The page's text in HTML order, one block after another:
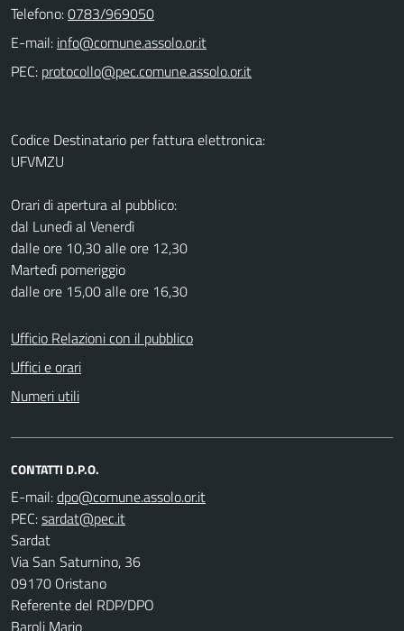
Telefono:0783/969050
E-mail:
PEC:
Codice Destinatario per fattura elettronica:
UFVMZU
Orari di apertura al pubblico:
dal Lunedì al Venerdì
dalle ore 10,30 alle ore 12,30
Martedì pomeriggio
dalle ore 15,00 alle ore 16,30
Ufficio Relazioni con il pubblico
Uffici e orari
Numeri utili
CONTATTI D.P.O.
E-mail:
PEC:
Sardat
Via San Saturnino, 36
09170 Oristano
Referente del RDP/DPO
Baroli Mario